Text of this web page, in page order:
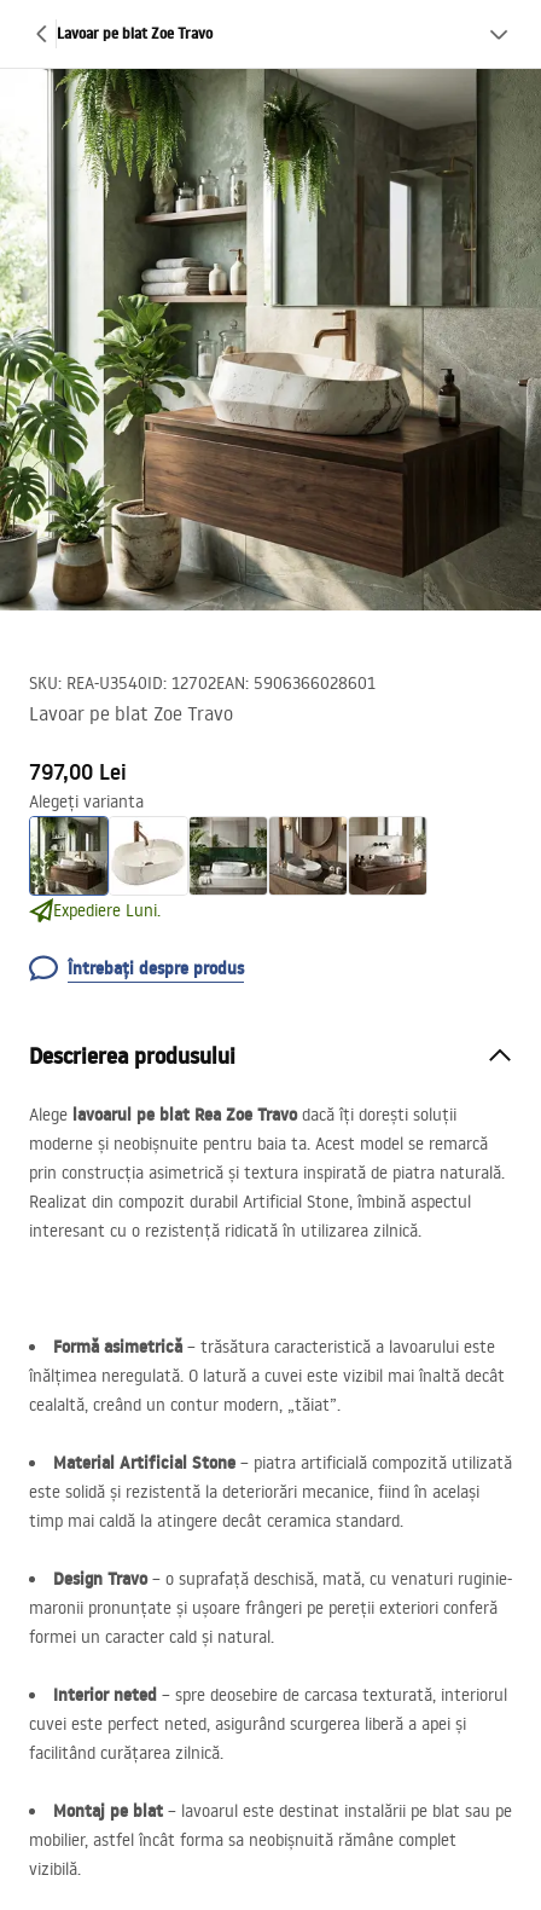
Lavoar pe blat Zoe Travo
SKU: REA-U3540ID: 12702EAN: 5906366028601
Lavoar pe blat Zoe Travo
797,00 Lei
Alegeți varianta
Expediere Luni.
Întrebați despre produs
Descrierea produsului
Alege lavoarul pe blat Rea Zoe Travodacă îți dorești soluții
moderne și neobișnuite pentru baia ta. Acest model se remarcă
prin construcția asimetrică și textura inspirată de piatra naturală.
Realizat din compozit durabil Artificial Stone, îmbină aspectul
interesant cu o rezistență ridicată în utilizarea zilnică.
Formă asimetrică – trăsătura caracteristică a lavoarului este
înălțimea neregulată. O latură a cuvei este vizibil mai înaltă decât
cealaltă, creând un contur modern, „tăiat”.
Material Artificial Stone – piatra artificială compozită utilizată
este solidă și rezistentă la deteriorări mecanice, fiind în același
timp mai caldă la atingere decât ceramica standard.
Design Travo– o suprafață deschisă, mată, cu venaturi ruginie-
maronii pronunțate și ușoare frângeri pe pereții exteriori conferă
formei un caracter cald și natural.
Interior neted – spre deosebire de carcasa texturată, interiorul
cuvei este perfect neted, asigurând scurgerea liberă a apei și
facilitând curățarea zilnică.
Montaj pe blat – lavoarul este destinat instalării pe blat sau pe
mobilier, astfel încât forma sa neobișnuită rămâne complet
vizibilă.